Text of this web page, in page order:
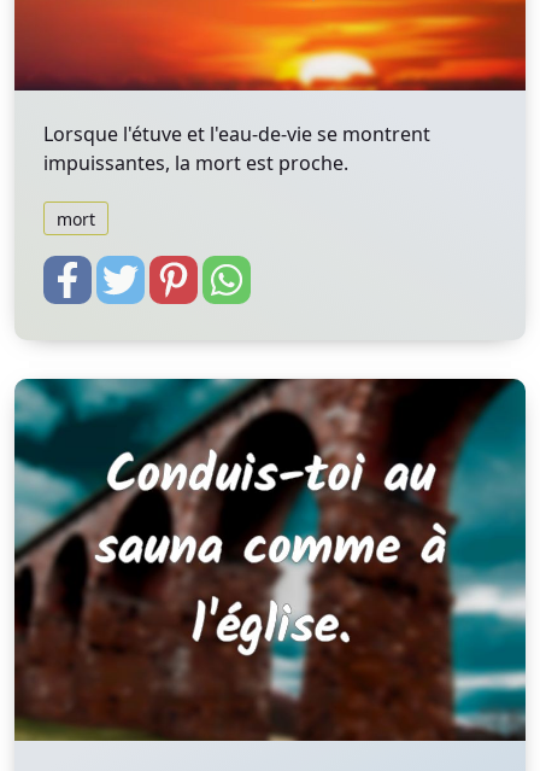
Lorsque l'étuve et l'eau-de-vie se montrent
impuissantes, la mort est proche.
mort